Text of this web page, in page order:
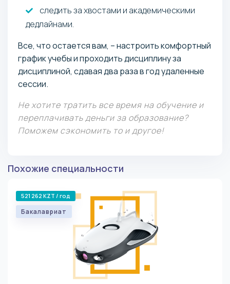
следить за хвостами и академическими
дедлайнами.
Все, что остается вам, – настроить комфортный
график учебы и проходить дисциплину за
дисциплиной, сдавая два раза в год удаленные
сессии.
Не хотите тратить все время на обучение и
переплачивать деньги за образование?
Поможем сэкономить то и другое!
Похожие специальности
521 262 KZT / год
Бакалавриат